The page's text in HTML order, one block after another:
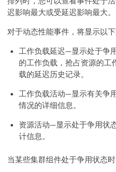
迟影响最大或受延迟影响最大。
对于动态性能事件，将显示以下
工作负载延迟—显示处于争
的工作负载，抢占资源的工
载的延迟历史记录。
工作负载活动—显示有关争
情况的详细信息。
资源活动—显示处于争用状
计信息。
当某些集群组件处于争用状态时